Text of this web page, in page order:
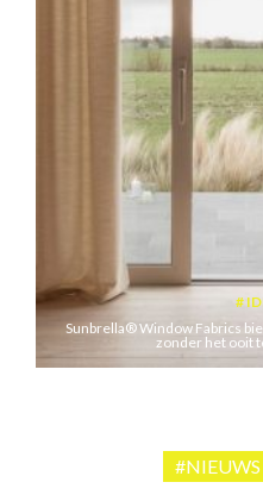
Sunbrella® Window Fabrics
zonder het ooit
#NIEUWS